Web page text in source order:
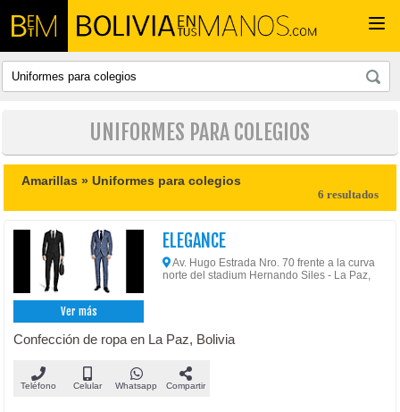
UNIFORMES PARA COLEGIOS
Amarillas »Uniformes para colegios
6 resultados
Ver más
ELEGANCE
Av. Hugo Estrada Nro. 70 frente a la curva
norte del stadium Hernando Siles - La Paz,
Confección de ropa en La Paz, Bolivia
Teléfono Celular Whatsapp Compartir